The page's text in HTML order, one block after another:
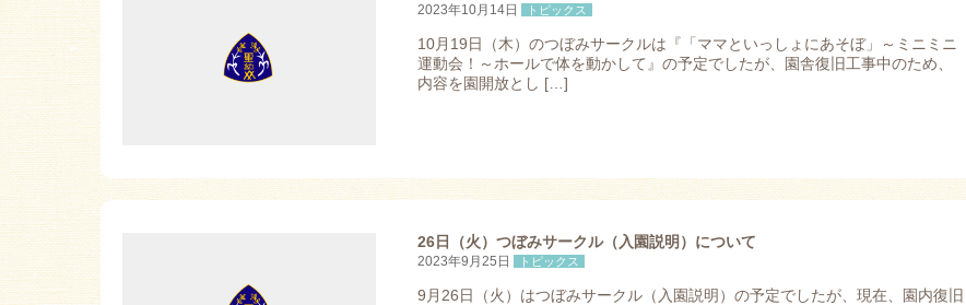
2023年10月14日 トピックス
10月19日（木）のつぼみサークルは『「ママといっしょにあそぼ」～ミニミニ
運動会！～ホールで体を動かして』の予定でしたが、園舎復旧工事中のため、
内容を園開放とし […]
26日（火）つぼみサークル（入園説明）について
2023年9月25日 トピックス
9月26日（火）はつぼみサークル（入園説明）の予定でしたが、現在、園内復旧